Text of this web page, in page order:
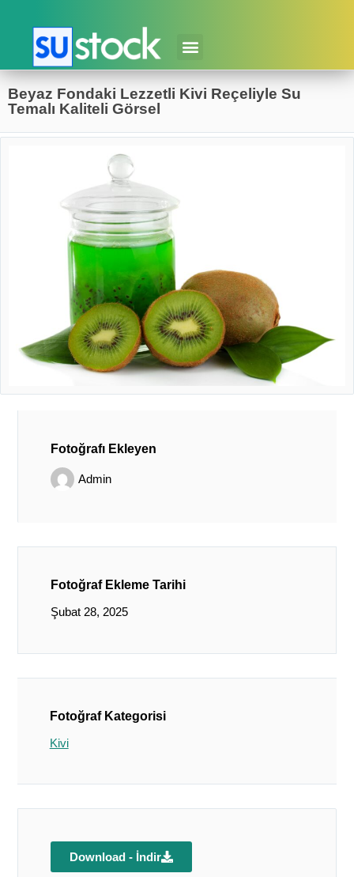
Beyaz Fondaki Lezzetli Kivi Reçeliyle Su
Temalı Kaliteli Görsel
Fotoğrafı Ekleyen
Admin
Fotoğraf Ekleme Tarihi
Şubat 28, 2025
Fotoğraf Kategorisi
Kivi
Download - İndir